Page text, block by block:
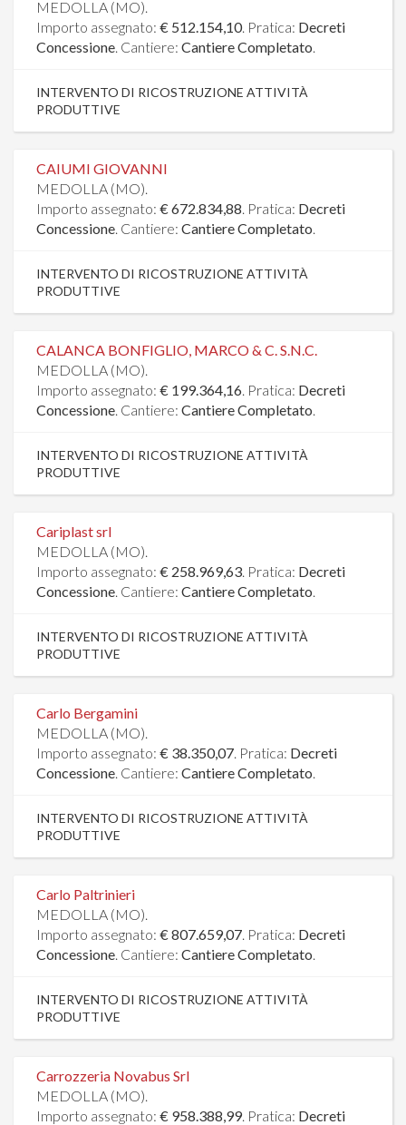
MEDOLLA (MO).
Importo assegnato: € 512.154,10. Pratica: Decreti
Concessione. Cantiere: Cantiere Completato.
INTERVENTO DI RICOSTRUZIONE ATTIVITÀ
PRODUTTIVE
CAIUMI GIOVANNI
MEDOLLA (MO).
Importo assegnato: € 672.834,88. Pratica: Decreti
Concessione. Cantiere: Cantiere Completato.
INTERVENTO DI RICOSTRUZIONE ATTIVITÀ
PRODUTTIVE
CALANCA BONFIGLIO, MARCO & C. S.N.C.
MEDOLLA (MO).
Importo assegnato: € 199.364,16. Pratica: Decreti
Concessione. Cantiere: Cantiere Completato.
INTERVENTO DI RICOSTRUZIONE ATTIVITÀ
PRODUTTIVE
Cariplast srl
MEDOLLA (MO).
Importo assegnato: € 258.969,63. Pratica: Decreti
Concessione. Cantiere: Cantiere Completato.
INTERVENTO DI RICOSTRUZIONE ATTIVITÀ
PRODUTTIVE
Carlo Bergamini
MEDOLLA (MO).
Importo assegnato: € 38.350,07. Pratica: Decreti
Concessione. Cantiere: Cantiere Completato.
INTERVENTO DI RICOSTRUZIONE ATTIVITÀ
PRODUTTIVE
Carlo Paltrinieri
MEDOLLA (MO).
Importo assegnato: € 807.659,07. Pratica: Decreti
Concessione. Cantiere: Cantiere Completato.
INTERVENTO DI RICOSTRUZIONE ATTIVITÀ
PRODUTTIVE
Carrozzeria Novabus Srl
MEDOLLA (MO).
Importo assegnato: € 958.388,99. Pratica: Decreti